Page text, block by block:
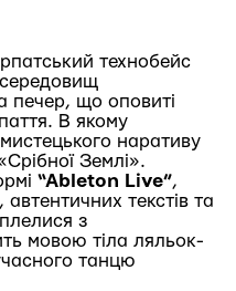
технобейс
середовищ
печер, що оповиті
В якому
наративу
Землі».
“Аbleton Live”,
текстів та
з
мовою тіла ляльок-
танцю